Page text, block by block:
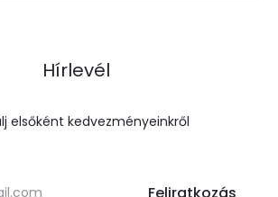
Hírlevél
elsőként kedvezményeinkről